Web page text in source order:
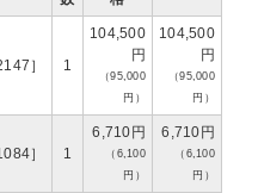
］ 1
104,500
円
（95,000
円）
104,500
円
（95,000
円）
］ 1
6,710円
（6,100
円）
6,710円
（6,100
円）